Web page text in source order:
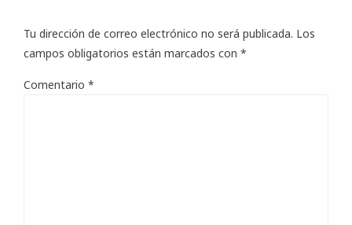
Tu dirección de correo electrónico no será publicada. Los
campos obligatorios están marcados con *
Comentario *